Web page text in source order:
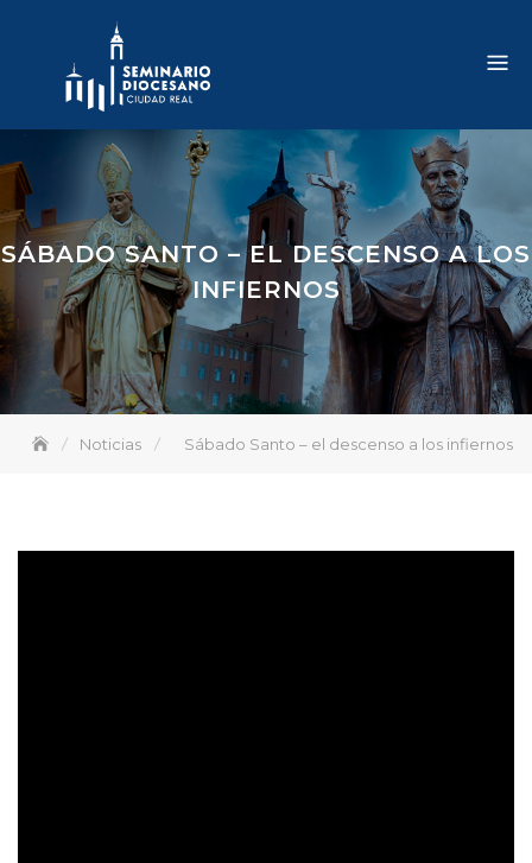
SÁBADO SANTO – EL DESCENSO A LOS
INFIERNOS
Noticias Sábado Santo – el descenso a los infiernos